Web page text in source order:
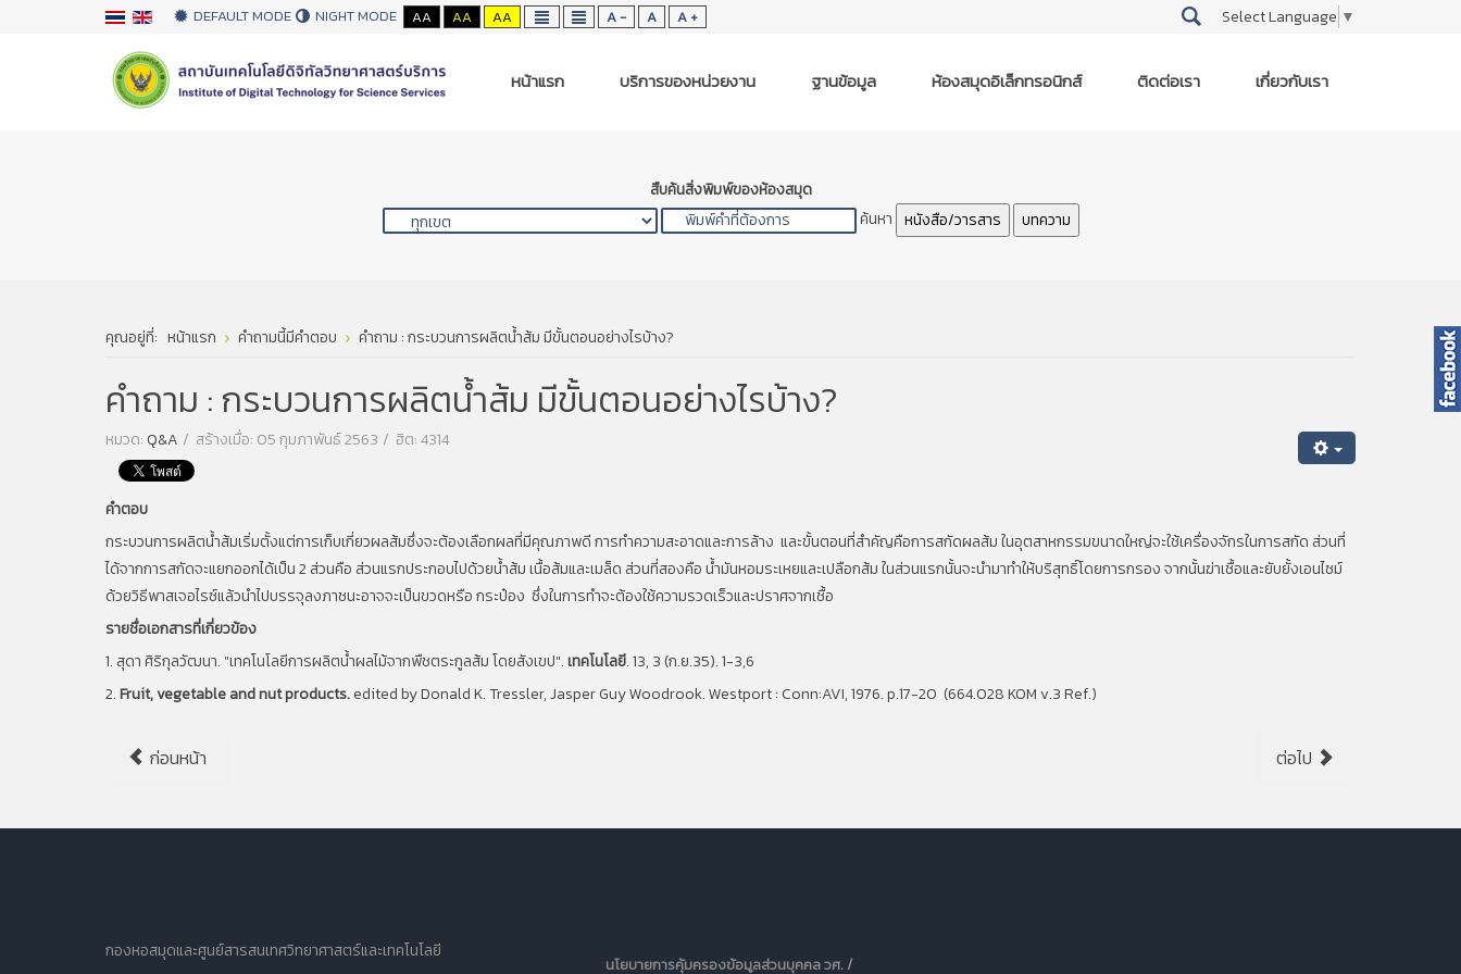
DEFAULT MODE NIGHT MODE AA AA AA A - A A + Select Language ▼
หน้าแรก บริการของหน่วยงาน ฐานข้อมูล ห้องสมุดอิเล็กทรอนิกส์ ติดต่อเรา เกี่ยวกับเรา
สืบค้นสิ่งพิมพ์ของห้องสมุด
ค้นหา หนังสือ/วารสาร บทความ
คุณอยู่ที่: หน้าแรก คำถามนี้มีคำตอบ คำถาม : กระบวนการผลิตน้ำส้ม มีขั้นตอนอย่างไรบ้าง?
คำถาม : กระบวนการผลิตน้ำส้ม มีขั้นตอนอย่างไรบ้าง?
หมวด:Q&A สร้างเมื่อ: 05 กุมภาพันธ์ 2563 ฮิต: 4314
คำตอบ
กระบวนการผลิตน้ำส้มเริ่มตั้งแต่การเก็บเกี่ยวผลส้มซึ่งจะต้องเลือกผลที่มีคุณภาพดี การทำความสะอาดและการล้าง และขั้นตอนที่สำคัญคือการสกัดผลส้ม ในอุตสาหกรรมขนาดใหญ่จะใช้เครื่องจักรในการสกัด ส่วนที่
ได้จากการสกัดจะแยกออกได้เป็น 2 ส่วนคือ ส่วนแรกประกอบไปด้วยน้ำส้ม เนื้อส้มและเมล็ด ส่วนที่สองคือ น้ำมันหอมระเหยและเปลือกส้ม ในส่วนแรกนั้นจะนำมาทำให้บริสุทธิ์โดยการกรอง จากนั้นฆ่าเชื้อและยับยั้งเอนไซม์
ด้วยวิธีพาสเจอไรซ์แล้วนำไปบรรจุลงภาชนะอาจจะเป็นขวดหรือ กระป๋อง ซึ่งในการทำจะต้องใช้ความรวดเร็วและปราศจากเชื้อ
รายชื่อเอกสารที่เกี่ยวข้อง
1. สุดา ศิริกุลวัฒนา. "เทคโนโลยีการผลิตน้ำผลไม้จากพืชตระกูลส้ม โดยสังเขป".เทคโนโลยี. 13, 3 (ก.ย.35). 1-3,6
2.Fruit, vegetable and nut products.edited by Donald K. Tressler, Jasper Guy Woodrook. Westport : Conn:AVI, 1976. p.17-20 (664.028 KOM v.3 Ref.)
ก่อนหน้า ต่อไป
กองหอสมุดและศูนย์สารสนเทศวิทยาศาสตร์และเทคโนโลยี
นโยบายการคุ้มครองข้อมูลส่วนบุคคล วศ. /